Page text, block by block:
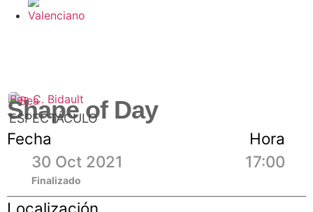
Bea C. Bidault
Shape of Day
ESPECTÁCULO
Fecha
30 Oct 2021
Finalizado
Hora
17:00
Localización